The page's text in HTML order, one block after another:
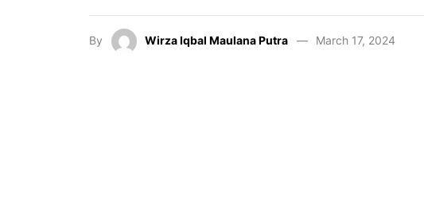
By Wirza Iqbal Maulana Putra March 17, 2024